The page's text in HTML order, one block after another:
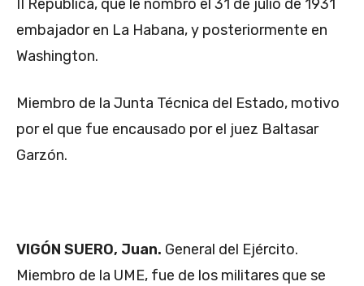
II República, que le nombró el 31 de julio de 1931
embajador en La Habana, y posteriormente en
Washington.
Miembro de la Junta Técnica del Estado, motivo
por el que fue encausado por el juez Baltasar
Garzón.
VIGÓN SUERO, Juan. General del Ejército.
Miembro de la UME, fue de los militares que se